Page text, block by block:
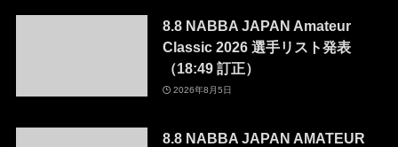
8.8 NABBA JAPAN Amateur
Classic 2026 選手リスト発表
（18:49 訂正）
2026年8月5日
8.8 NABBA JAPAN AMATEUR